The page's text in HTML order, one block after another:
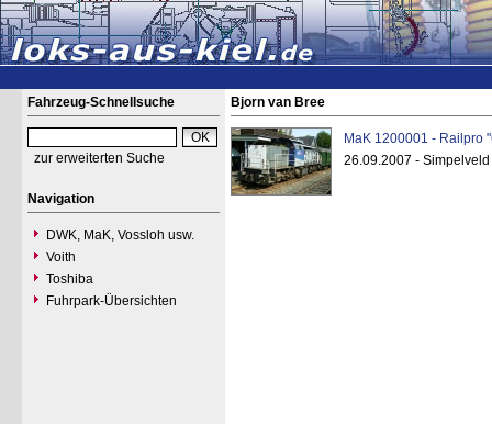
Fahrzeug-Schnellsuche
zur erweiterten Suche
Navigation
DWK, MaK, Vossloh usw.
Voith
Toshiba
Fuhrpark-Übersichten
Bjorn van Bree
MaK 1200001 - Railpro
26.09.2007 - Simpelveld